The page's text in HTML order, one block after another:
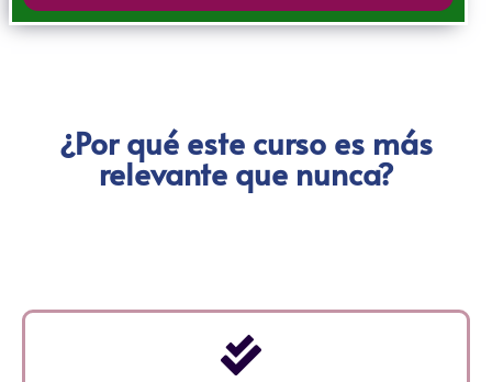
¿Por qué este curso es más
relevante que nunca?